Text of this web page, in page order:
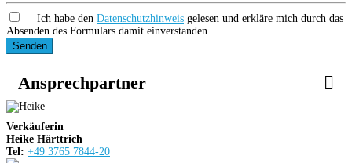
Ich habe den Datenschutzhinweis gelesen und erkläre mich durch das
Absenden des Formulars damit einverstanden.
Senden
Ansprechpartner
Verkäuferin
Heike Härttrich
Tel: +49 3765 7844-20